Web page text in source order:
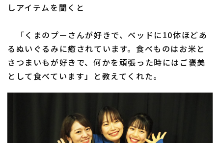
しアイテムを聞くと
「くまのプーさんが好きで、ベッドに10体ほどあ
るぬいぐるみに癒されています。食べものはお米と
さつまいもが好きで、何かを頑張った時にはご褒美
として食べています」と教えてくれた。